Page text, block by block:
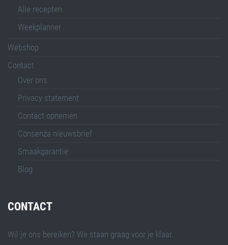
Alle recepten
Weekplanner
Webshop
Contact
Over ons
Privacy statement
Contact opnemen
Consenza nieuwsbrief
Smaakgarantie
Blog
CONTACT
Wil je ons bereiken? We staan graag voor je klaar.